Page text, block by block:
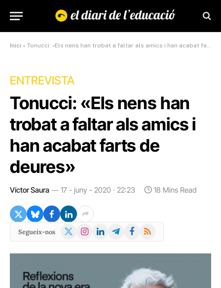
Inici » Tonucci: «Els nens han trobat a faltar als amics i han acabat farts de deures»
ENTREVISTA
Tonucci: «Els nens han
trobat a faltar als amics i
han acabat farts de
deures»
Víctor Saura 17 - juny - 2020 · 22:23 18 Mins Read
Segueix-nos
X
Instagram
LinkedInTelegramFacebook
RSS